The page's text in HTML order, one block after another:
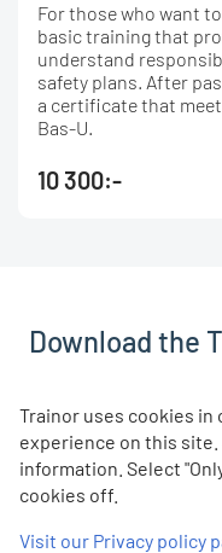
For those who want
basic training that
understand
safety plans. After
a certificate that
Bas-U.
10 300:-
Download the
directly from your
coverage. The app is
username and
DOWNLOAD
Trainor uses cookies
experience on this
information. Select
cookies off.
Visit our Privacy policy